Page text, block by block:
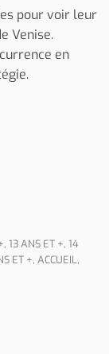
pour voir leur
Venise.
en
, 13 ANS ET +, 14
ET +, ACCUEIL,